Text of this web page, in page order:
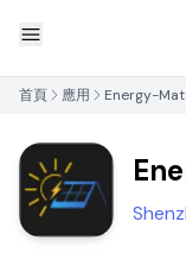
首頁 應用 Energy-